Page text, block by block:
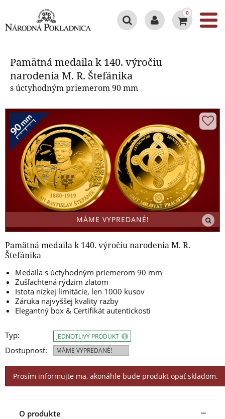
0
Pamätná medaila k 140. výročiu
narodenia M. R. Štefánika
s úctyhodným priemerom 90 mm
MÁME VYPREDANÉ!
Pamätná medaila k 140. výročiu narodenia M. R.
Štefánika
Medaila s úctyhodným priemerom 90 mm
Zušľachtená rýdzim zlatom
Istota nízkej limitácie, len 1000 kusov
Záruka najvyššej kvality razby
Elegantný box & Certifikát autentickosti
Typ:
Dostupnosť:
JEDNOTLIVÝ PRODUKT
MÁME VYPREDANÉ!
Prosím informujte ma, akonáhle bude produkt opäť skladom.
O produkte
Pamätná medaila k 140. výročiu